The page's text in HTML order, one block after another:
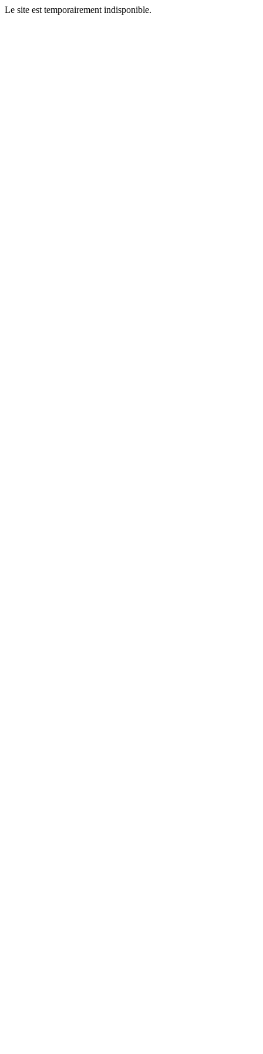
Le site est temporairement indisponible.